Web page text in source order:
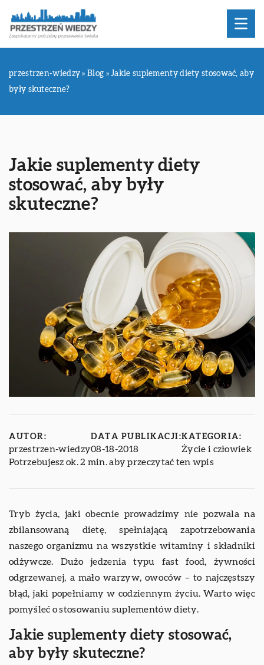
przestrzen-wiedzy »Blog »Jakie suplementy diety stosować, aby
były skuteczne?
Jakie suplementy diety
stosować, aby były
skuteczne?
AUTOR:
przestrzen-wiedzy
DATA PUBLIKACJI:
08-18-2018
KATEGORIA:
Życie i człowiek
Potrzebujesz ok. 2 min. aby przeczytać ten wpis
Tryb życia, jaki obecnie prowadzimy nie pozwala na
zbilansowaną dietę, spełniającą zapotrzebowania
naszego organizmu na wszystkie witaminy i składniki
odżywcze. Dużo jedzenia typu fast food, żywności
odgrzewanej, a mało warzyw, owoców – to najczęstszy
błąd, jaki popełniamy w codziennym życiu. Warto więc
pomyśleć o stosowaniu suplementów diety.
Jakie suplementy diety stosować,
aby były skuteczne?